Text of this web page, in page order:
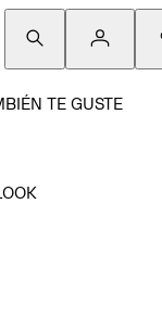
TE GUSTE